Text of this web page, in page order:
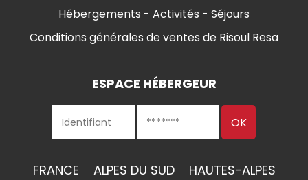
Hébergements - Activités - Séjours
Conditions générales de ventes de Risoul Resa
ESPACE HÉBERGEUR
FRANCE ALPES DU SUD HAUTES-ALPES